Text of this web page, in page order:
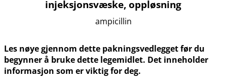
injeksjonsvæske, oppløsning
ampicillin
Les nøye gjennom dette pakningsvedlegget før du
begynner å bruke dette legemidlet. Det inneholder
informasjon som er viktig for deg.